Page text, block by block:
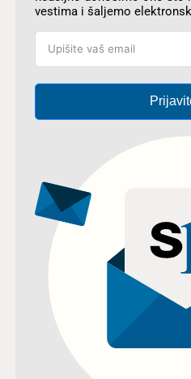
vestima i šaljemo